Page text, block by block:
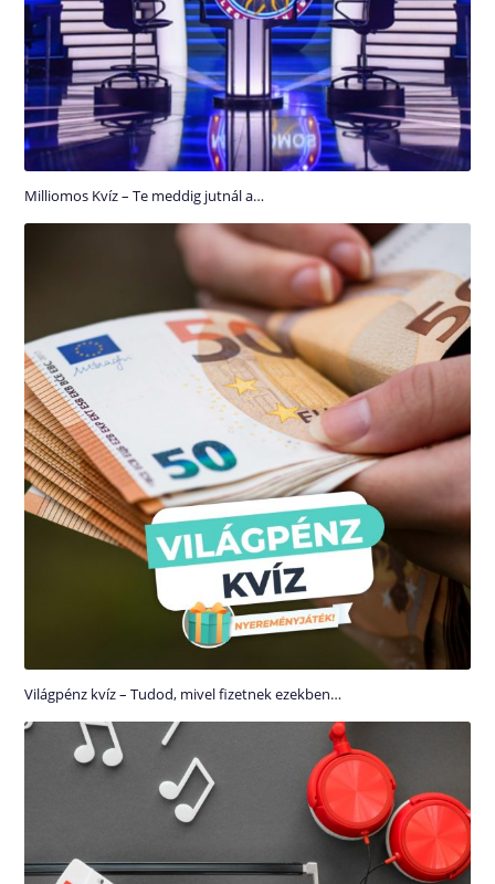
Milliomos Kvíz – Te meddig jutnál a…
Világpénz kvíz – Tudod, mivel fizetnek ezekben…